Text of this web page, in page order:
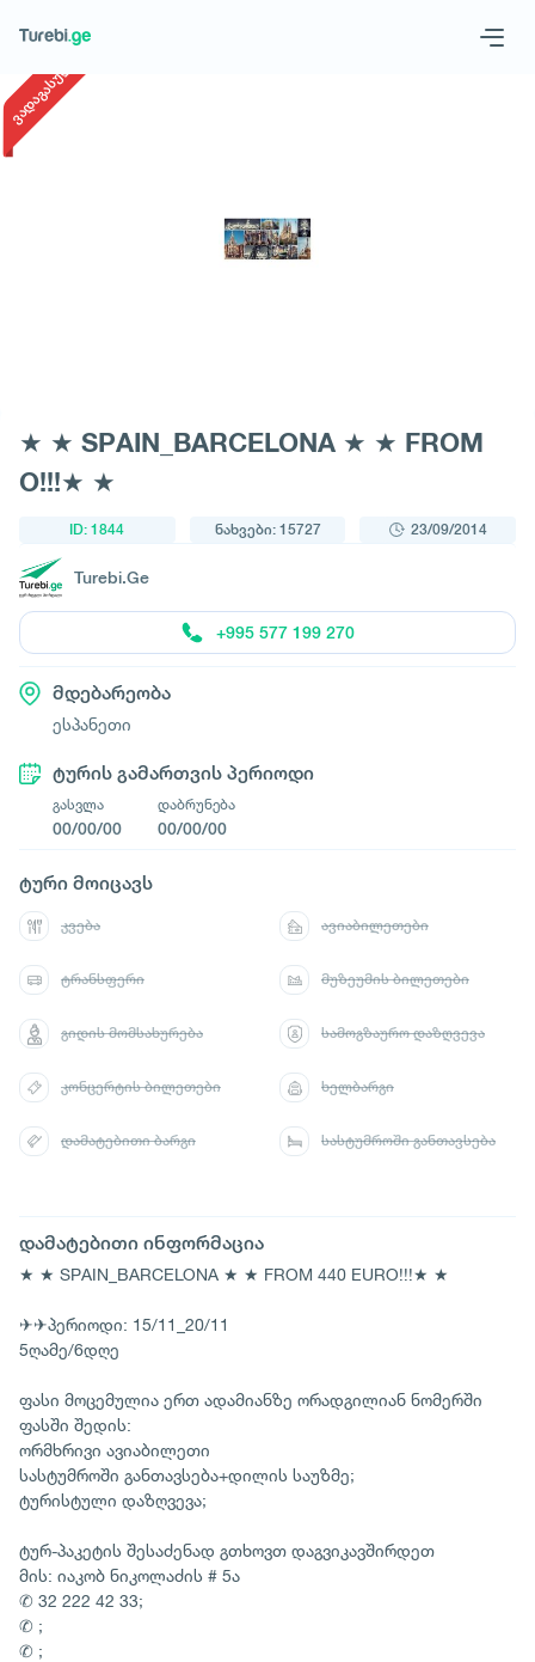
ვადაგასული
★ ★ SPAIN_BARCELONA ★ ★ FROM
O!!!★ ★
ID: 1844 ნახვები: 15727 23/09/2014
Turebi.Ge
+995 577 199 270
მდებარეობა
ესპანეთი
ტურის გამართვის პერიოდი
გასვლა
00/00/00
დაბრუნება
00/00/00
დამატებითი ინფორმაცია
★ ★ SPAIN_BARCELONA ★ ★ FROM 440 EURO!!!★ ★
✈✈პერიოდი: 15/11_20/11
5ღამე/6დღე
ფასი მოცემულია ერთ ადამიანზე ორადგილიან ნომერში
ფასში შედის:
ორმხრივი ავიაბილეთი
სასტუმროში განთავსება+დილის საუზმე;
ტურისტული დაზღვევა;
ტურ-პაკეტის შესაძენად გთხოვთ დაგვიკავშირდეთ
მის: იაკობ ნიკოლაძის # 5ა
✆ 32 222 42 33;
✆ ;
✆ ;
ტური მოიცავს
კვება ავიაბილეთები
ტრანსფერი მუზეუმის ბილეთები
გიდის მომსახურება სამოგზაურო დაზღვევა
კონცერტის ბილეთები ხელბარგი
დამატებითი ბარგი სასტუმროში განთავსება